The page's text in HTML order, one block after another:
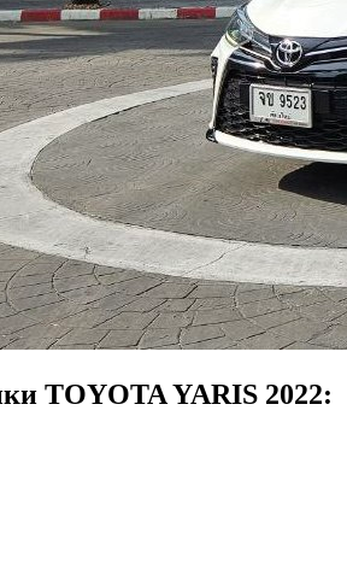
TOYOTA YARIS 2022: